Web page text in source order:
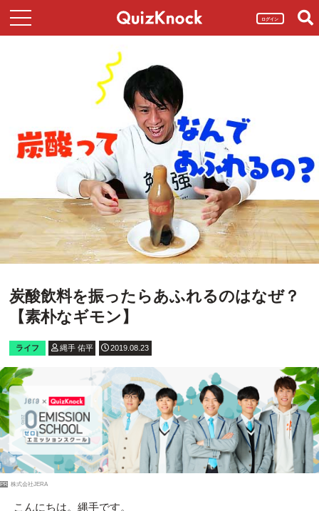
ログイン
炭酸飲料を振ったらあふれるのはなぜ？
【素朴なギモン】
ライフ 縄手 佑平 2019.08.23
PR 株式会社JERA
こんにちは。縄手です。